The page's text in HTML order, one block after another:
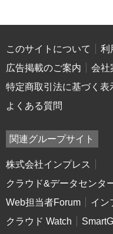
このサイトについて 利
広告掲載のご案内
会社
特定商取引法に基づく表
よくある質問
関連グループサイト
株式会社インプレス
クラウド&データセンタ
Web担当者Forum
イン
クラウド Watch